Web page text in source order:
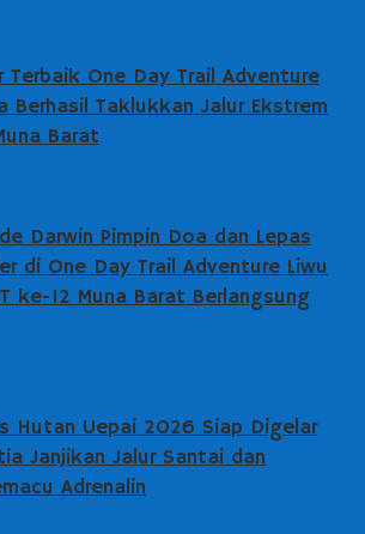
Terbaik One Day Trail Adventure
Berhasil Taklukkan Jalur Ekstrem
Barat
Darwin Pimpin Doa dan Lepas
di One Day Trail Adventure Liwu
ke-12 Muna Barat Berlangsung
Hutan Uepai 2026 Siap Digelar
Janjikan Jalur Santai dan
Adrenalin